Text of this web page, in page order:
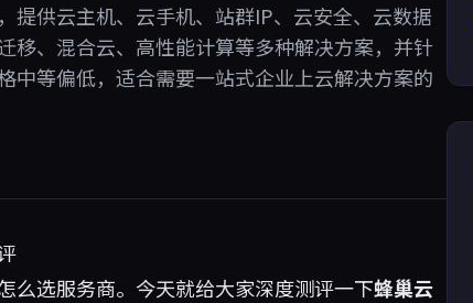
提供云主机、云手机、站群IP、云安全、云数据
移、混合云、高性能计算等多种解决方案，并针
中等偏低，适合需要一站式企业上云解决方案的
么选服务商。今天就给大家深度测评一下蜂巢云